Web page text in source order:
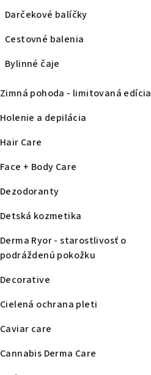
Darčekové balíčky
Cestovné balenia
Bylinné čaje
Zimná pohoda - limitovaná edícia
Holenie a depilácia
Hair Care
Face + Body Care
Dezodoranty
Detská kozmetika
Derma Ryor - starostlivosť o
podráždenú pokožku
Decorative
Cielená ochrana pleti
Caviar care
Cannabis Derma Care